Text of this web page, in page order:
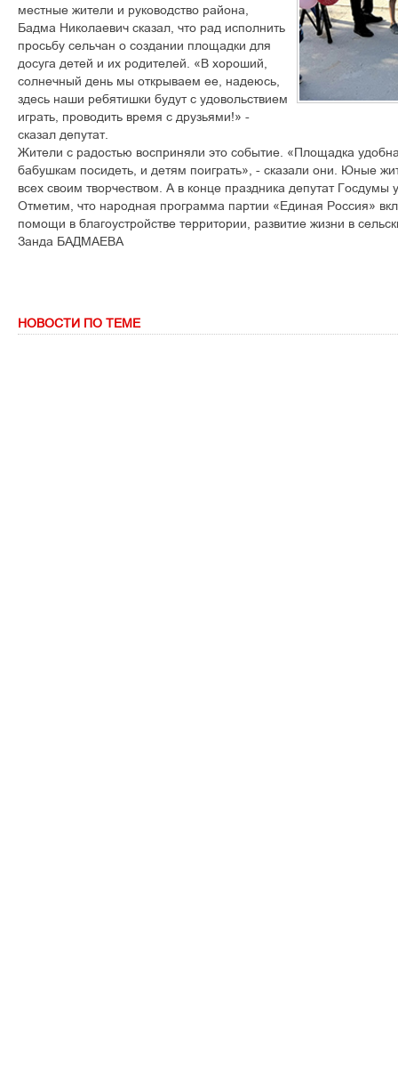
местные жители и руководство района,
Бадма Николаевич сказал, что рад исполнить
просьбу сельчан о создании площадки для
досуга детей и их родителей. «В хороший,
солнечный день мы открываем ее, надеюсь,
здесь наши ребятишки будут с удовольствием
играть, проводить время с друзьями!» -
сказал депутат.
Жители с радостью восприняли это событие. «Площадка
бабушкам посидеть, и детям поиграть», - сказали они. Юные
всех своим творчеством. А в конце праздника депутат
Отметим, что народная программа партии «Единая Россия»
помощи в благоустройстве территории, развитие жизни в
Занда БАДМАЕВА
НОВОСТИ ПО ТЕМЕ